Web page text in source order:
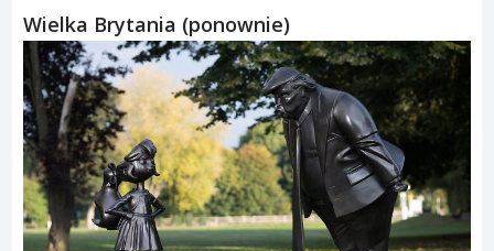
Wielka Brytania (ponownie)